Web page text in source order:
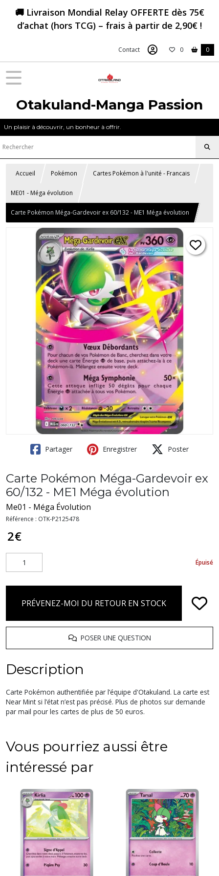
🚚 Livraison Mondial Relay OFFERTE dès 75€
d’achat (hors TCG) – frais à partir de 2,90€ !
Contact 0 0
Otakuland-Manga Passion
Un plaisir à découvrir, un bonheur à offrir.
Accueil Pokémon Cartes Pokémon à l'unité - Francais
ME01 - Méga évolution
Carte Pokémon Méga-Gardevoir ex 60/132 - ME1 Méga évolution
Partager Enregistrer Poster
Carte Pokémon Méga-Gardevoir ex
60/132 - ME1 Méga évolution
Me01 - Méga Évolution
Référence : OTK-P2125478
2€
Épuisé
PRÉVENEZ-MOI DU RETOUR EN STOCK
POSER UNE QUESTION
Description
Carte Pokémon authentifiée par l’équipe d'Otakuland. La carte est
Near Mint si l’état n’est pas précisé. Plus de photos sur demande
par mail pour les cartes de plus de 50 euros.
Vous pourriez aussi être
intéressé par